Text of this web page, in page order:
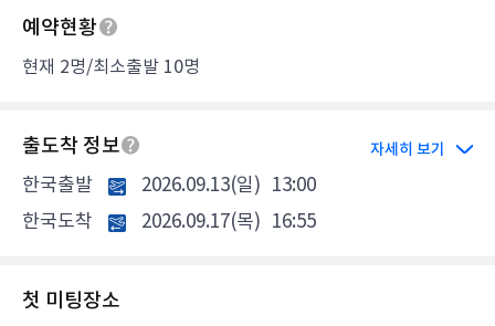
예약현황
현재 2명/최소출발 10명
출도착 정보 자세히 보기
한국출발 2026.09.13(일) 13:00
한국도착
2026.09.17(목) 16:55
첫 미팅장소